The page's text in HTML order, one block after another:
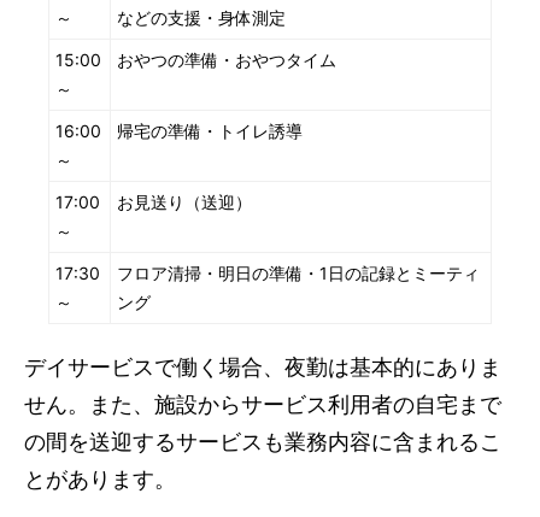
～
などの支援・身体測定
15:00
～
おやつの準備・おやつタイム
16:00
～
帰宅の準備・トイレ誘導
17:00
～
お見送り（送迎）
17:30
～
フロア清掃・明日の準備・1日の記録とミーティ
ング
デイサービスで働く場合、夜勤は基本的にありま
せん。また、施設からサービス利用者の自宅まで
の間を送迎するサービスも業務内容に含まれるこ
とがあります。